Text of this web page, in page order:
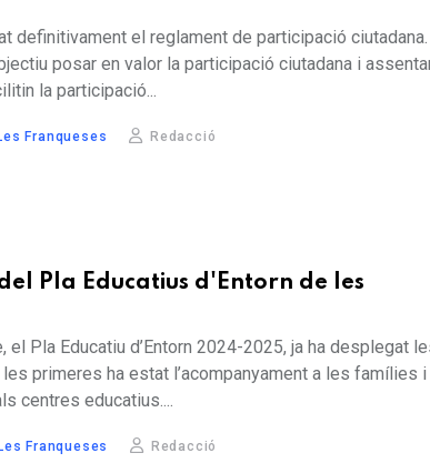
definitivament el reglament de participació ciutadana.
posar en valor la participació ciutadana i
la participació...
Franqueses Redacció
Pla Educatius d'Entorn de les
Pla Educatiu d’Entorn 2024-2025, ja ha desplegat
primeres ha estat l’acompanyament a les famílies
centres educatius....
Les Franqueses Redacció